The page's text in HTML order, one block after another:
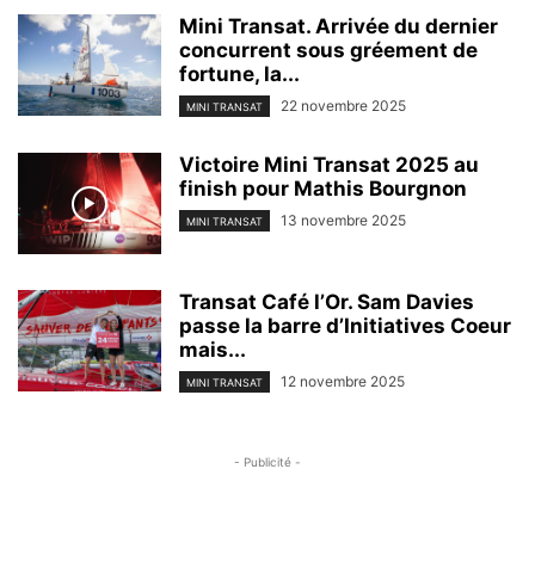
Mini Transat. Arrivée du dernier
concurrent sous gréement de
fortune, la...
MINI TRANSAT 22 novembre 2025
Victoire Mini Transat 2025 au
finish pour Mathis Bourgnon
MINI TRANSAT 13 novembre 2025
Transat Café l’Or. Sam Davies
passe la barre d’Initiatives Coeur
mais...
MINI TRANSAT 12 novembre 2025
- Publicité -